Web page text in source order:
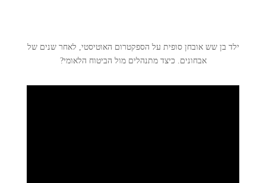
ילד בן שש אובחן סופית על הספקטרום האוטיסטי, לאחר שנים של
אבחונים. כיצד מתנהלים מול הביטוח הלאומי?